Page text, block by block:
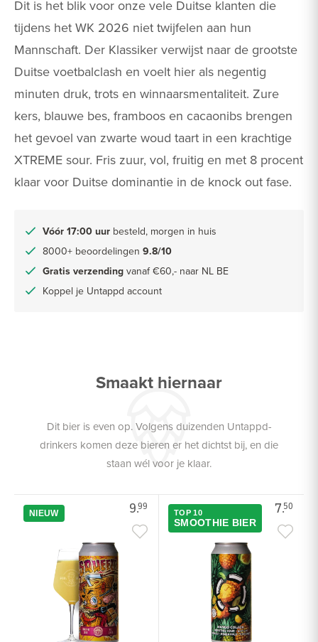
Dit is het blik voor onze vele Duitse klanten die
tijdens het WK 2026 niet twijfelen aan hun
Mannschaft. Der Klassiker verwijst naar de grootste
Duitse voetbalclash en voelt hier als negentig
minuten druk, trots en winnaarsmentaliteit. Zure
kers, blauwe bes, framboos en cacaonibs brengen
het gevoel van zwarte woud taart in een krachtige
XTREME sour. Fris zuur, vol, fruitig en met 8 procent
klaar voor Duitse dominantie in de knock out fase.
Vóór 17:00 uur besteld, morgen in huis
8000+ beoordelingen 9.8/10
Gratis verzending vanaf €60,- naar NL BE
Koppel je Untappd account
Smaakt hiernaar
Dit bier is even op. Volgens duizenden Untappd-
drinkers komen deze bieren er het dichtst bij, en die
staan wél voor je klaar.
9.99
NIEUW 7.50
TOP 10
SMOOTHIE BIER